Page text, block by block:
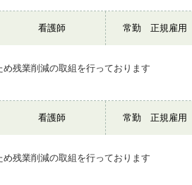
看護師 常勤 正規雇用
残業削減の取組を行っております
看護師 常勤 正規雇用
残業削減の取組を行っております